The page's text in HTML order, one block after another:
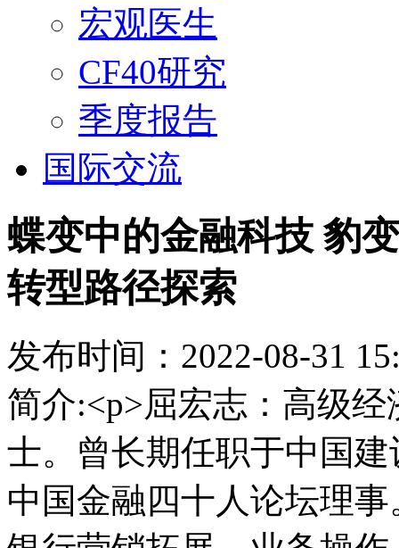
宏观医生
CF40研究
季度报告
国际交流
蝶变中的金融科技 豹
转型路径探索
发布时间：2022-08-31
简介:<p>屈宏志：高级
士。曾长期任职于中国
中国金融四十人论坛理